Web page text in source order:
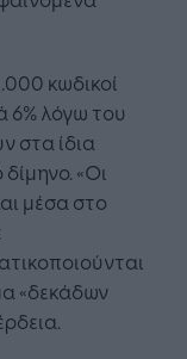
κωδικοί
6% λόγω του
στα ίδια
«Οι
μέσα στο
«δεκάδων